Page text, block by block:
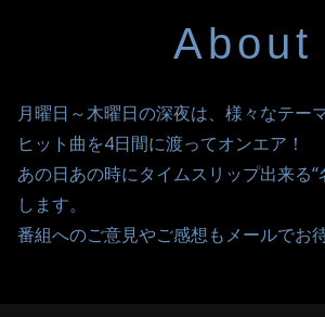
About
月曜日～木曜日の深夜は、様々なテー
ヒット曲を4日間に渡ってオンエア！
あの日あの時にタイムスリップ出来る“
します。
番組へのご意見やご感想もメールでお